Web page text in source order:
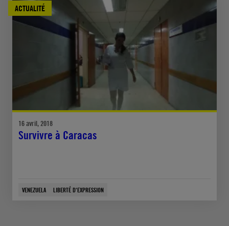
ACTUALITÉ
16 avril, 2018
Survivre à Caracas
VENEZUELA LIBERTÉ D'EXPRESSION